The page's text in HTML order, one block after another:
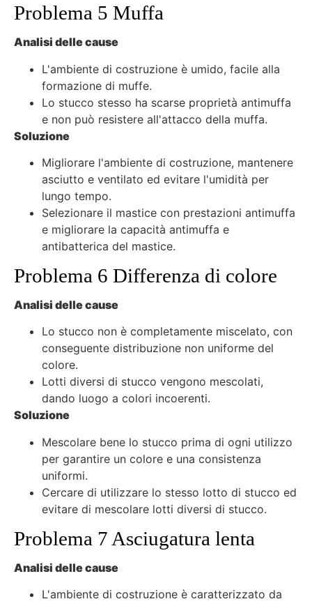
Problema 5 Muffa
Analisi delle cause
L'ambiente di costruzione è umido, facile alla
formazione di muffe.
Lo stucco stesso ha scarse proprietà antimuffa
e non può resistere all'attacco della muffa.
Soluzione
Migliorare l'ambiente di costruzione, mantenere
asciutto e ventilato ed evitare l'umidità per
lungo tempo.
Selezionare il mastice con prestazioni antimuffa
e migliorare la capacità antimuffa e
antibatterica del mastice.
Problema 6 Differenza di colore
Analisi delle cause
Lo stucco non è completamente miscelato, con
conseguente distribuzione non uniforme del
colore.
Lotti diversi di stucco vengono mescolati,
dando luogo a colori incoerenti.
Soluzione
Mescolare bene lo stucco prima di ogni utilizzo
per garantire un colore e una consistenza
uniformi.
Cercare di utilizzare lo stesso lotto di stucco ed
evitare di mescolare lotti diversi di stucco.
Problema 7 Asciugatura lenta
Analisi delle cause
L'ambiente di costruzione è caratterizzato da